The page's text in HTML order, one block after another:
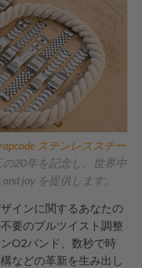
ステンレススチー
20年を記念し、世界中
joy を提供します。
インに関するあなたの
要のプルツイスト調整
O2バンド、数秒で時
などの革新を生み出し